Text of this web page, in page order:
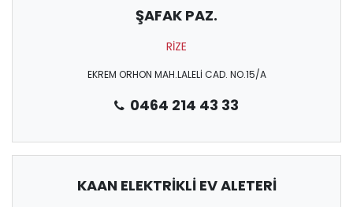
ŞAFAK PAZ.
RİZE
EKREM ORHON MAH.LALELİ CAD. NO.15/A
0464 214 43 33
KAAN ELEKTRİKLİ EV ALETERİ